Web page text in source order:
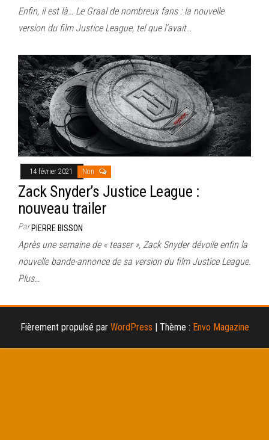
Enfin, il est là… Le Graal de nombreux fans : la nouvelle
version du film Justice League, tel que l’avait…
14 février 2021 Non
Zack Snyder’s Justice League :
nouveau trailer
ParPIERRE BISSON
Après une semaine de « teaser », Zack Snyder dévoile enfin la
nouvelle bande-annonce de sa version du film Justice League.
Plus…
Fièrement propulsé par WordPress | Thème : Envo Magazine